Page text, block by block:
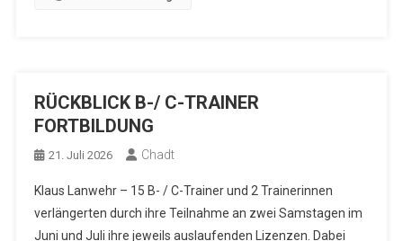
RÜCKBLICK B-/ C-TRAINER
FORTBILDUNG
21. Juli 2026 Chadt
Klaus Lanwehr – 15 B- / C-Trainer und 2 Trainerinnen
verlängerten durch ihre Teilnahme an zwei Samstagen im
Juni und Juli ihre jeweils auslaufenden Lizenzen. Dabei